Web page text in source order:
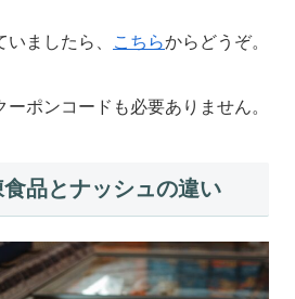
ましたら、 こちらからどうぞ。
ポンコードも必要ありません。
品とナッシュの違い